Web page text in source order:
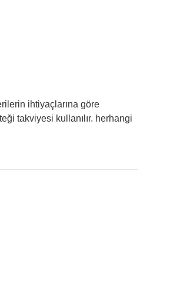
ihtiyaçlarına göre
takviyesi kullanılır. herhangi